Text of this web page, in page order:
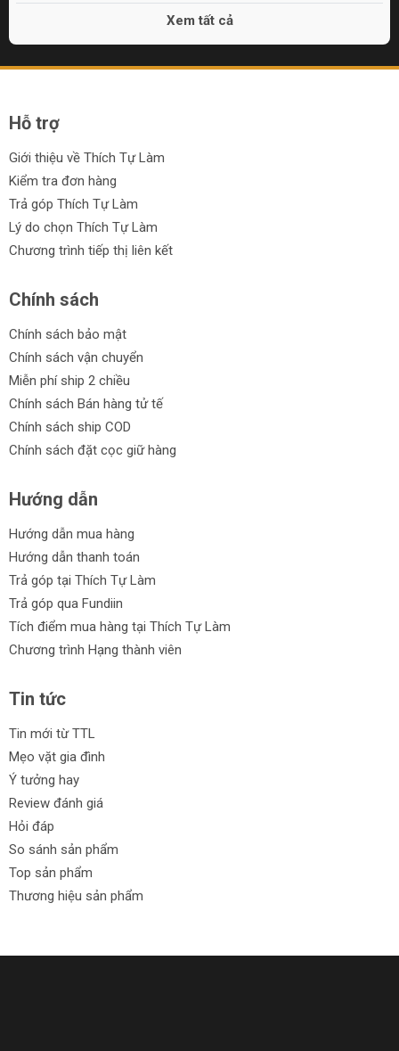
Xem tất cả
Hỗ trợ
Giới thiệu về Thích Tự Làm
Kiểm tra đơn hàng
Trả góp Thích Tự Làm
Lý do chọn Thích Tự Làm
Chương trình tiếp thị liên kết
Chính sách
Chính sách bảo mật
Chính sách vận chuyển
Miễn phí ship 2 chiều
Chính sách Bán hàng tử tế
Chính sách ship COD
Chính sách đặt cọc giữ hàng
Hướng dẫn
Hướng dẫn mua hàng
Hướng dẫn thanh toán
Trả góp tại Thích Tự Làm
Trả góp qua Fundiin
Tích điểm mua hàng tại Thích Tự Làm
Chương trình Hạng thành viên
Tin tức
Tin mới từ TTL
Mẹo vặt gia đình
Ý tưởng hay
Review đánh giá
Hỏi đáp
So sánh sản phẩm
Top sản phẩm
Thương hiệu sản phẩm